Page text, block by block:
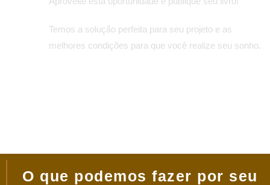
Temos a solução perfeita para seu projeto e as
melhores condições para que você realize seu sonho.
O que podemos fazer por seu